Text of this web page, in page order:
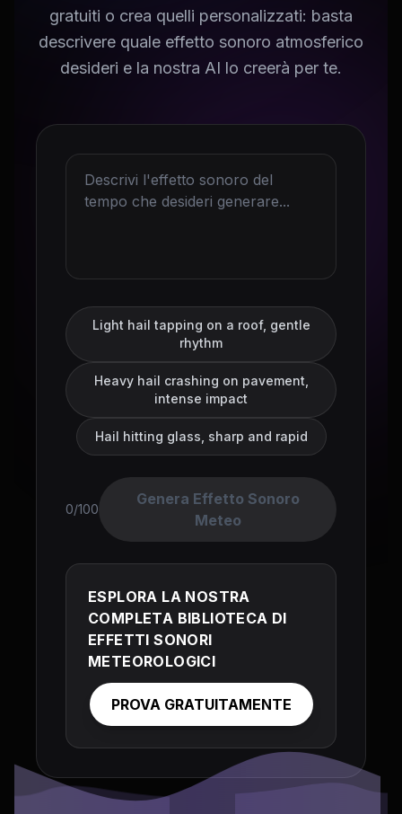
gratuiti o crea quelli personalizzati: basta
descrivere quale effetto sonoro atmosferico
desideri e la nostra AI lo creerà per te.
Light hail tapping on a roof, gentle
rhythm
Heavy hail crashing on pavement,
intense impact
Hail hitting glass, sharp and rapid
0/100
Genera Effetto Sonoro
Meteo
ESPLORA LA NOSTRA
COMPLETA BIBLIOTECA DI
EFFETTI SONORI
METEOROLOGICI
PROVA GRATUITAMENTE